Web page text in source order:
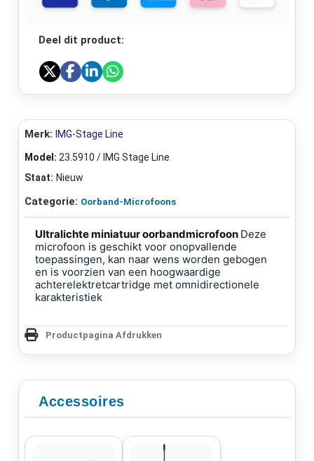
Deel dit product:
Merk: IMG-Stage Line
Model: 23.5910 / IMG Stage Line
Staat: Nieuw
Categorie: Oorband-Microfoons
Ultralichte miniatuur oorbandmicrofoon Deze
microfoon is geschikt voor onopvallende
toepassingen, kan naar wens worden gebogen
en is voorzien van een hoogwaardige
achterelektretcartridge met omnidirectionele
karakteristiek
Productpagina Afdrukken
Accessoires